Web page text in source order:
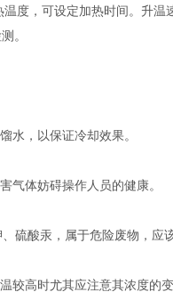
度，可设定加热时间。升
。
水，以保证冷却效果。
气体妨碍操作人员的健康。
硫酸汞，属于危险废物，应
较高时尤其应注意其浓度的变